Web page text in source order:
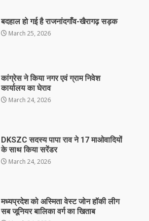
बदहाल हो गई है राजनांदगाँव-खैरागढ़ सड़क
March 25, 2026
कांग्रेस ने किया नगर एवं ग्राम निवेश
कार्यालय का घेराव
March 24, 2026
DKSZC सदस्य पापा राव ने 17 माओवादियों
के साथ किया सरेंडर
March 24, 2026
मध्यप्रदेश को अस्मिता वेस्ट जोन हॉकी लीग
सब जूनियर बालिका वर्ग का खिताब